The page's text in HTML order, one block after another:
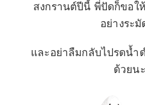
สงกรานต์ปีนี้ พี่ปัดก็ขอใ
อย่างระมั
และอย่าลืมกลับไปรดน้ำ
ด้วยน